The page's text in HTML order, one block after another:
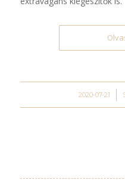
2020-07-21
/